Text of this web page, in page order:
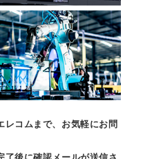
レコムまで、お気軽にお問